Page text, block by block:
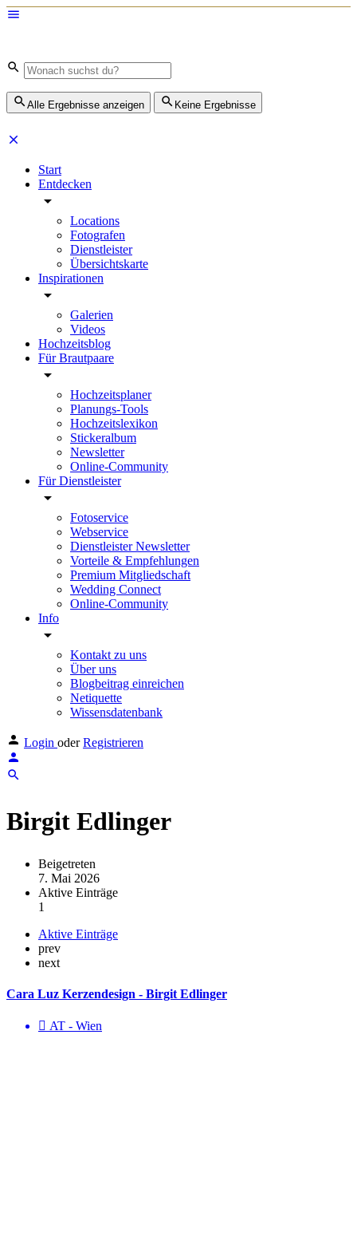
Alle Ergebnisse anzeigen Keine Ergebnisse
Start
Entdecken
Locations
Fotografen
Dienstleister
Übersichtskarte
Inspirationen
Galerien
Videos
Hochzeitsblog
Für Brautpaare
Hochzeitsplaner
Planungs-Tools
Hochzeitslexikon
Stickeralbum
Newsletter
Online-Community
Für Dienstleister
Fotoservice
Webservice
Dienstleister Newsletter
Vorteile & Empfehlungen
Premium Mitgliedschaft
Wedding Connect
Online-Community
Info
Kontakt zu uns
Über uns
Blogbeitrag einreichen
Netiquette
Wissensdatenbank
Login oder Registrieren
Birgit Edlinger
Beigetreten
7. Mai 2026
Aktive Einträge
1
Aktive Einträge
prev
next
Cara Luz Kerzendesign - Birgit Edlinger
AT - Wien